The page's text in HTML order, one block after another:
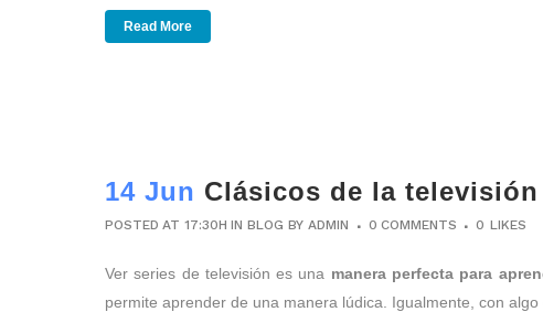
Read More
14 Jun Clásicos de la
POSTED AT 17:30H INBLOG BYADMIN 0 COMMENTS 0 LIKES
Ver series de televisión es una manera perfecta para
permite aprender de una manera lúdica. Igualmente, con